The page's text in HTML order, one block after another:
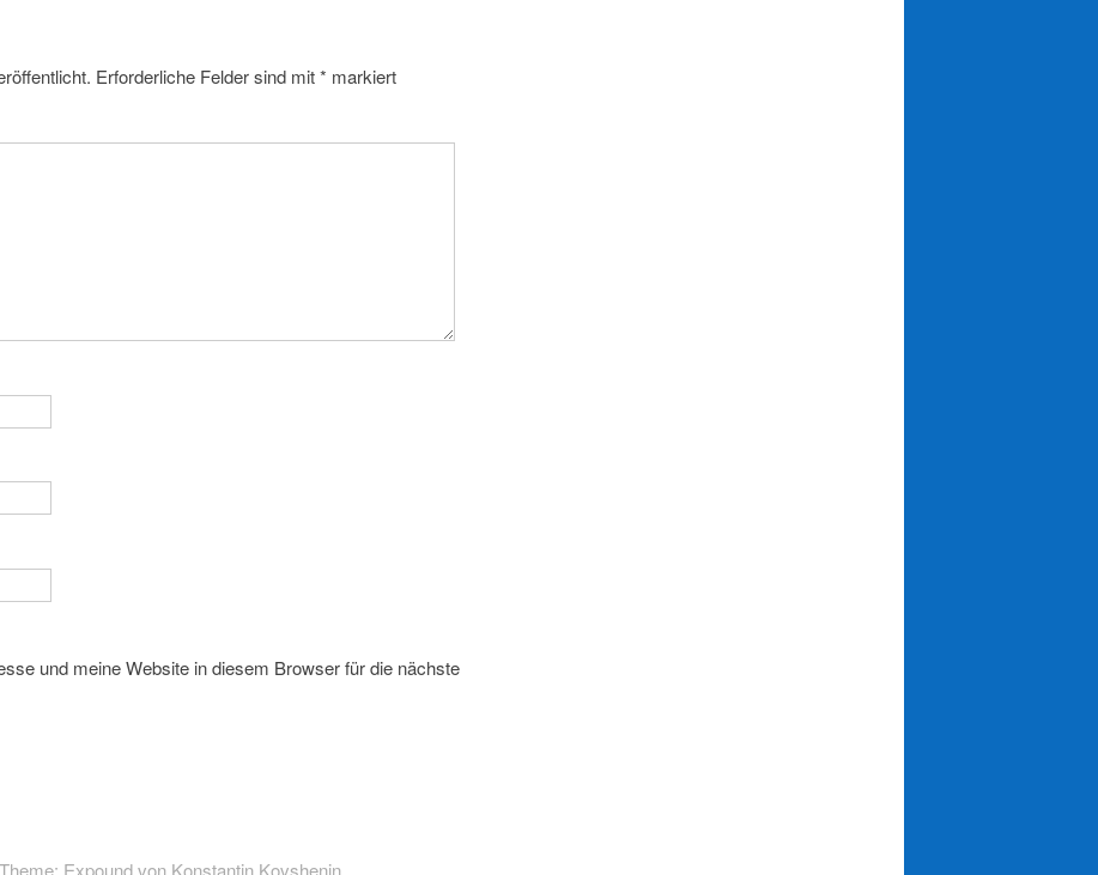
Erforderliche Felder sind mit* markiert
und meine Website in diesem Browser für die nächste
Theme: Expound von Konstantin Kovshenin